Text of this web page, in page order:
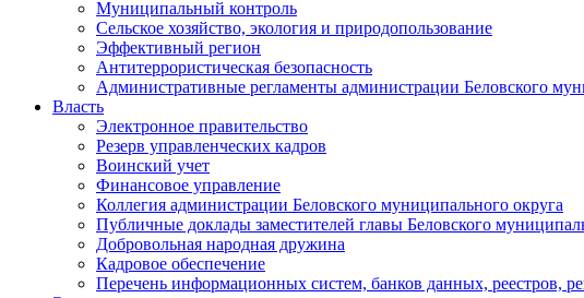
Муниципальный контроль
Сельское хозяйство, экология и природопользование
Эффективный регион
Антитеррористическая безопасность
Административные регламенты администрации Беловского
Власть
Электронное правительство
Резерв управленческих кадров
Воинский учет
Финансовое управление
Коллегия администрации Беловского муниципального округа
Публичные доклады заместителей главы Беловского
Добровольная народная дружина
Кадровое обеспечение
Перечень информационных систем, банков данных, реестров,